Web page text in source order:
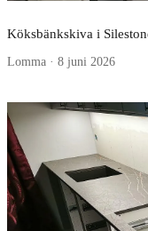
Köksbänkskiva i
Lomma · 8 juni 2026